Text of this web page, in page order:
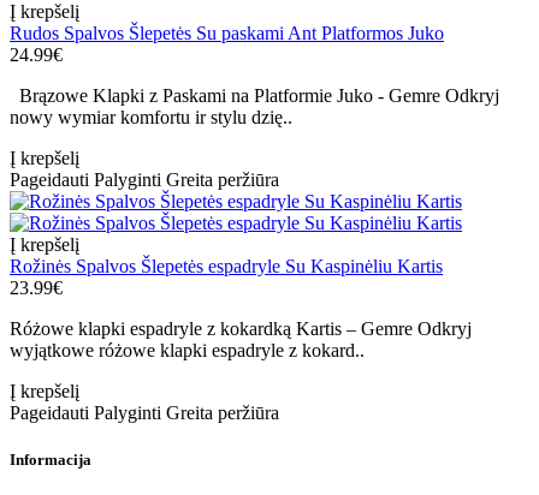
Į krepšelį
Rudos Spalvos Šlepetės Su paskami Ant Platformos Juko
24.99€
Brązowe Klapki z Paskami na Platformie Juko - Gemre Odkryj
nowy wymiar komfortu ir stylu dzię..
Į krepšelį
Pageidauti Palyginti Greita peržiūra
Į krepšelį
Rožinės Spalvos Šlepetės espadryle Su Kaspinėliu Kartis
23.99€
Różowe klapki espadryle z kokardką Kartis – Gemre Odkryj
wyjątkowe różowe klapki espadryle z kokard..
Į krepšelį
Pageidauti Palyginti Greita peržiūra
Informacija